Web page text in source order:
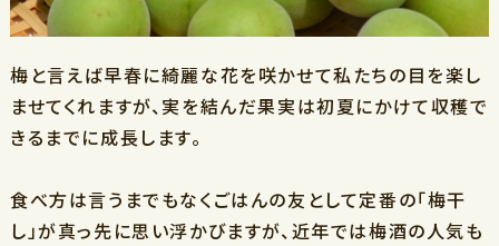
梅と言えば早春に綺麗な花を咲かせて私たちの目を楽し
ませてくれますが、実を結んだ果実は初夏にかけて収穫で
きるまでに成長します。
食べ方は言うまでもなくごはんの友として定番の「梅干
し」が真っ先に思い浮かびますが、近年では梅酒の人気も